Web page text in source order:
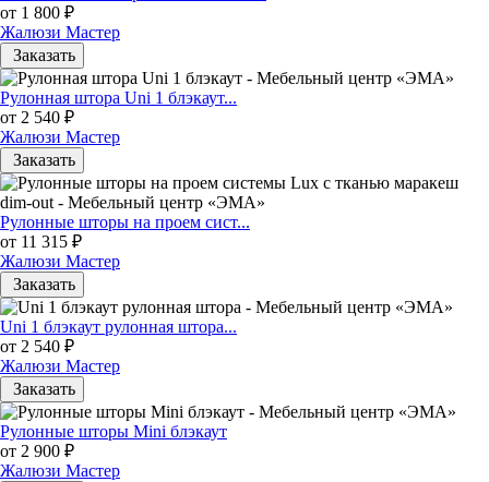
от 1 800 ₽
Жалюзи Мастер
Заказать
Рулонная штора Uni 1 блэкаут...
от 2 540 ₽
Жалюзи Мастер
Заказать
Рулонные шторы на проем сист...
от 11 315 ₽
Жалюзи Мастер
Заказать
Uni 1 блэкаут рулонная штора...
от 2 540 ₽
Жалюзи Мастер
Заказать
Рулонные шторы Mini блэкаут
от 2 900 ₽
Жалюзи Мастер